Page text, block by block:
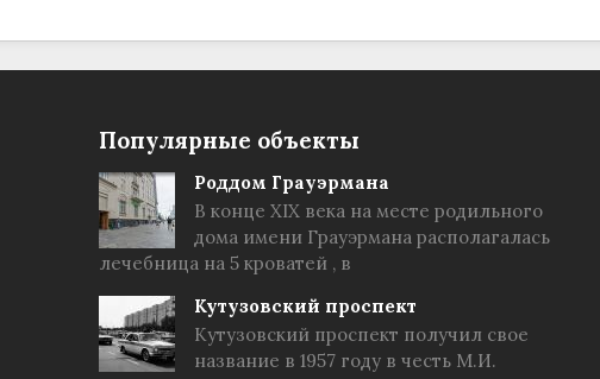
Популярные объекты
Роддом Грауэрмана
В конце XIX века на месте родильного
дома имени Грауэрмана располагалась
лечебница на 5 кроватей , в
Кутузовский проспект
Кутузовский проспект получил свое
название в 1957 году в честь М.И.